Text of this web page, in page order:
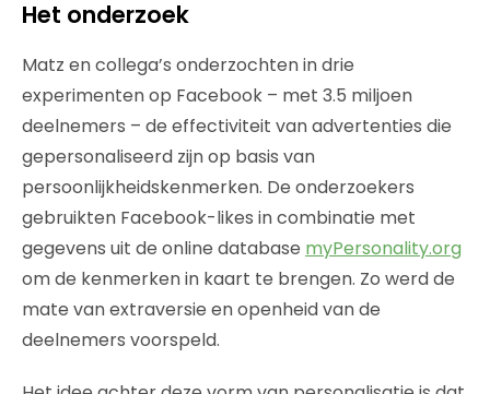
Het onderzoek
Matz en collega’s onderzochten in drie
experimenten op Facebook – met 3.5 miljoen
deelnemers – de effectiviteit van advertenties die
gepersonaliseerd zijn op basis van
persoonlijkheidskenmerken. De onderzoekers
gebruikten Facebook-likes in combinatie met
gegevens uit de online database myPersonality.org
om de kenmerken in kaart te brengen. Zo werd de
mate van extraversie en openheid van de
deelnemers voorspeld.